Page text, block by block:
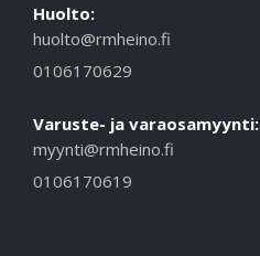
Huolto:
huolto@rmheino.fi
0106170629
Varuste- ja varaosamyynti:
myynti@rmheino.fi
0106170619